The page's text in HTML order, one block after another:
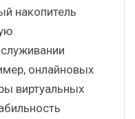
накопитель
онлайновых
виртуальных